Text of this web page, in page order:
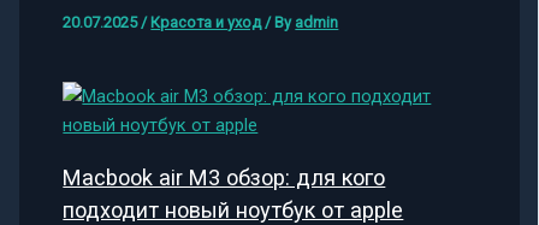
20.07.2025 /Красота и уход/ By admin
Macbook air M3 обзор: для кого
подходит новый ноутбук от apple